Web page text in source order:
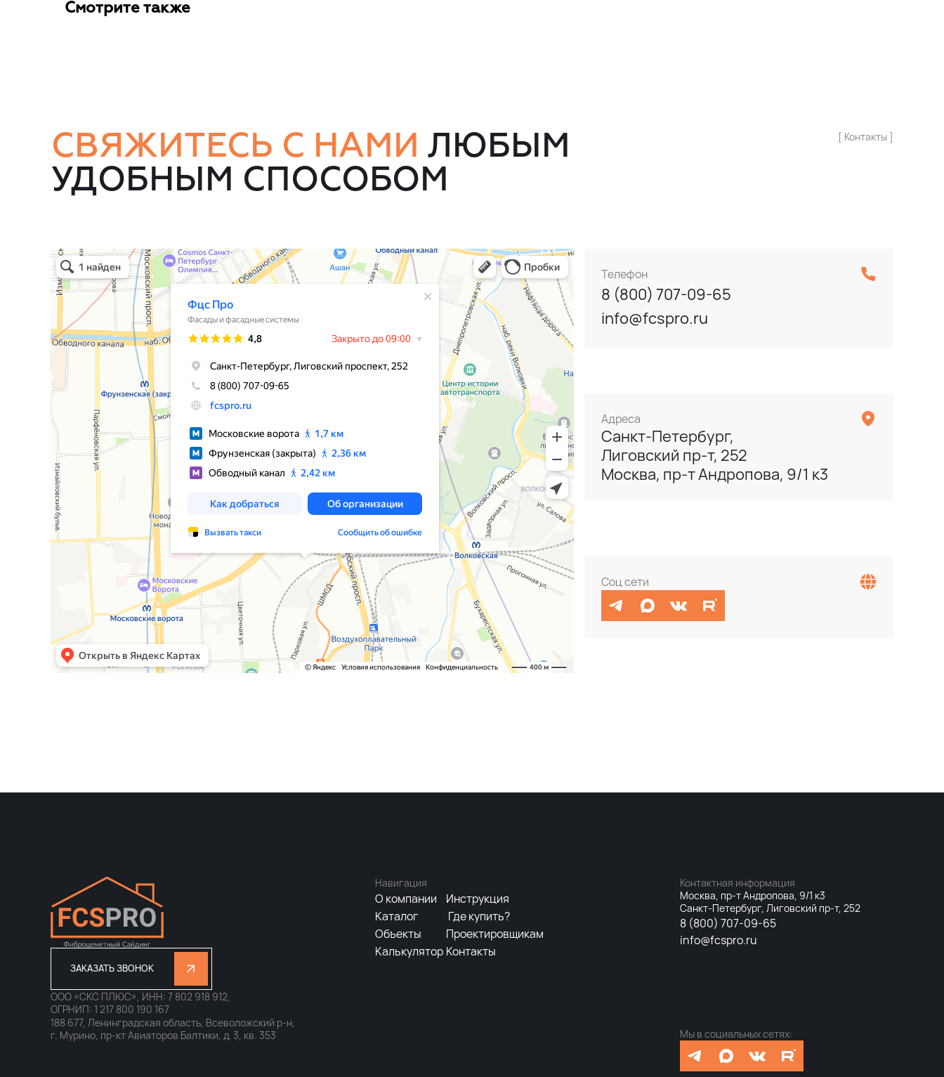
Смотрите также
Соц сети
Адреса
Санкт-Петербург,
Лиговский пр-т, 252
Москва, пр-т Андропова, 9/1 к3
Телефон
8 (800) 707-09-65
info@fcspro.ru
СВЯЖИТЕСЬ С НАМИ ЛЮБЫМ
УДОБНЫМ СПОСОБОМ
[ Контакты ]
Навигация
О компании
Каталог
Объекты
Калькулятор
Инструкция
Где купить?
Проектировщикам
Контакты
Контактная информация
Москва, пр-т Андропова, 9/1 к3
Санкт-Петербург, Лиговский пр-т, 252
8 (800) 707-09-65
info@fcspro.ru
Мы в социальных сетях:
ЗАКАЗАТЬ ЗВОНОК
ООО «СКС ПЛЮС», ИНН: 7 802 918 912,
ОГРНИП: 1 217 800 190 167
188 677, Ленинградская область, Всеволожский р-н,
г. Мурино, пр-кт Авиаторов Балтики, д. 3, кв. 353